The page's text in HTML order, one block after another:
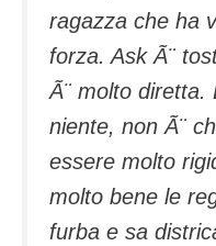
ragazza che ha
forza. Ask Ã¨
Ã¨ molto
niente, non Ã¨
essere molto
molto bene le
furba e sa